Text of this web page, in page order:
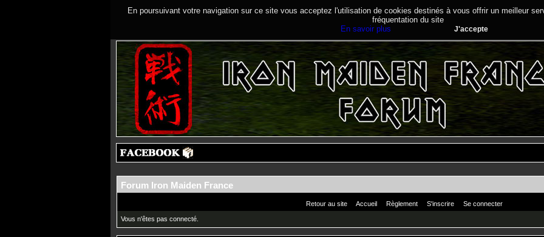
En poursuivant votre navigation sur ce site vous acceptez l'utilisation de cookies destinés à vous offrir un meilleur
fréquentation du site
En savoir plus
J'accepte
Forum Iron Maiden France
Retour au site Accueil Règlement S'inscrire Se connecter
Vous n'êtes pas connecté.